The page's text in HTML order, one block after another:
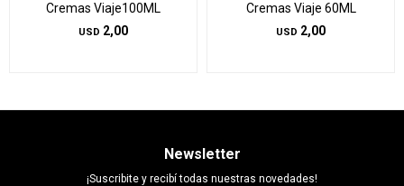
Cremas Viaje100ML
USD 2,00
Cremas Viaje 60ML
USD 2,00
Newsletter
¡Suscribite y recibí todas nuestras novedades!